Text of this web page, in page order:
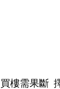
買樓需果斷